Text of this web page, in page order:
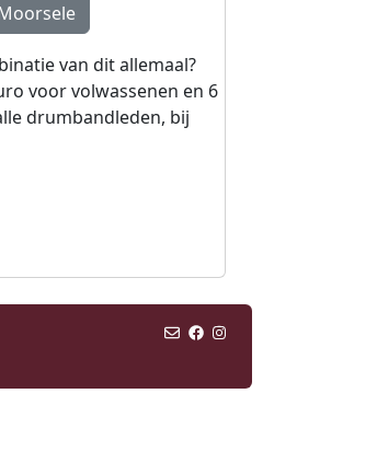
van dit allemaal?
voor volwassenen en 6
drumbandleden, bij